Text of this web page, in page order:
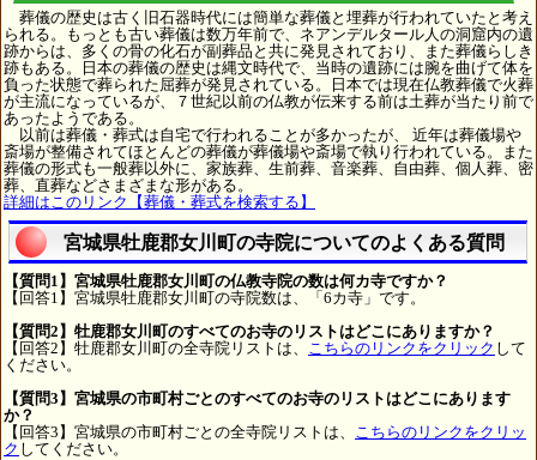
葬儀の歴史は古く旧石器時代には簡単な葬儀と埋葬が行われていたと考え
られる。もっとも古い葬儀は数万年前で、ネアンデルタール人の洞窟内の遺
跡からは、多くの骨の化石が副葬品と共に発見されており、また葬儀らしき
跡もある。日本の葬儀の歴史は縄文時代で、当時の遺跡には腕を曲げて体を
負った状態で葬られた屈葬が発見されている。日本では現在仏教葬儀で火葬
が主流になっているが、７世紀以前の仏教が伝来する前は土葬が当たり前で
あったようである。
以前は葬儀・葬式は自宅で行われることが多かったが、 近年は葬儀場や
斎場が整備されてほとんどの葬儀が葬儀場や斎場で執り行われている。また
葬儀の形式も一般葬以外に、家族葬、生前葬、音楽葬、自由葬、個人葬、密
葬、直葬などさまざまな形がある。
詳細はこのリンク【葬儀・葬式を検索する】
宮城県牡鹿郡女川町の寺院についてのよくある質問
【質問1】宮城県牡鹿郡女川町の仏教寺院の数は何カ寺ですか？
【回答1】宮城県牡鹿郡女川町の寺院数は、「6カ寺」です。
【質問2】牡鹿郡女川町のすべてのお寺のリストはどこにありますか？
【回答2】牡鹿郡女川町の全寺院リストは、 こちらのリンクをクリック して
ください。
【質問3】宮城県の市町村ごとのすべてのお寺のリストはどこにあります
か？
【回答3】宮城県の市町村ごとの全寺院リストは、 こちらのリンクをクリッ
ク してください。